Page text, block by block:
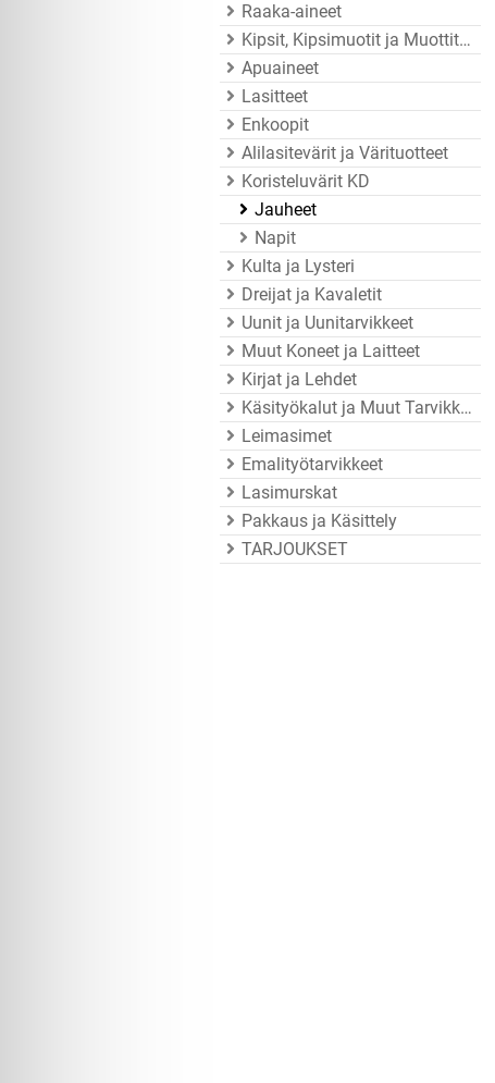
Raaka-aineet
Kipsit, Kipsimuotit ja Muottitarvikkeet
Apuaineet
Lasitteet
Enkoopit
Alilasitevärit ja Värituotteet
Koristeluvärit KD
Jauheet
Napit
Kulta ja Lysteri
Dreijat ja Kavaletit
Uunit ja Uunitarvikkeet
Muut Koneet ja Laitteet
Kirjat ja Lehdet
Käsityökalut ja Muut Tarvikkeet
Leimasimet
Emalityötarvikkeet
Lasimurskat
Pakkaus ja Käsittely
TARJOUKSET